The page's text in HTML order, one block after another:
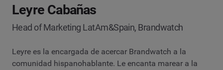
Leyre Cabañas
Head of Marketing LatAm&Spain, Brandwatch
Leyre es la encargada de acercar Brandwatch a la
comunidad hispanohablante. Le encanta marear a la